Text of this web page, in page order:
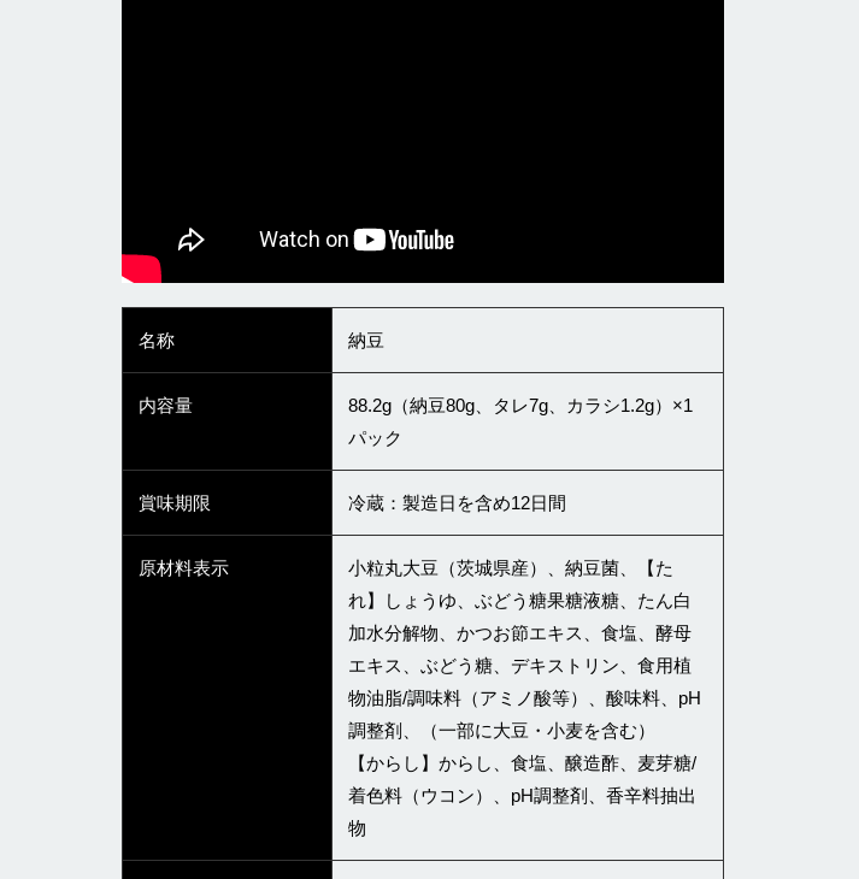
名称 納豆
内容量
88.2g（納豆80g、タレ7g、カラシ1.2g）×1
パック
賞味期限 冷蔵：製造日を含め12日間
原材料表示
小粒丸大豆（茨城県産）、納豆菌、【た
れ】しょうゆ、ぶどう糖果糖液糖、たん白
加水分解物、かつお節エキス、食塩、酵母
エキス、ぶどう糖、デキストリン、食用植
物油脂/調味料（アミノ酸等）、酸味料、pH
調整剤、（一部に大豆・小麦を含む）
【からし】からし、食塩、醸造酢、麦芽糖/
着色料（ウコン）、pH調整剤、香辛料抽出
物